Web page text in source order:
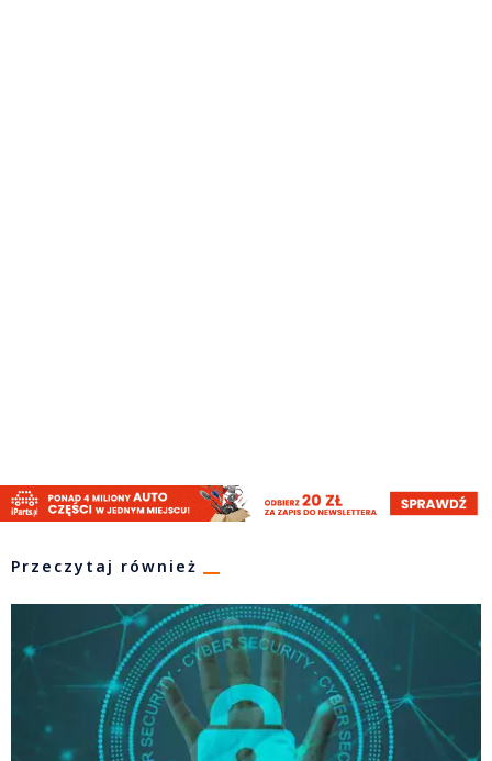
Przeczytaj również